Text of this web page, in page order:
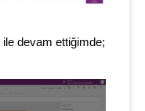
devam ettiğimde;